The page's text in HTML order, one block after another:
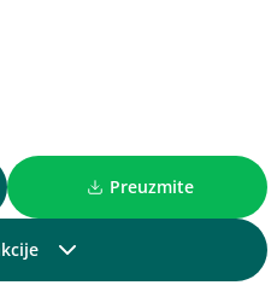
Preuzmite